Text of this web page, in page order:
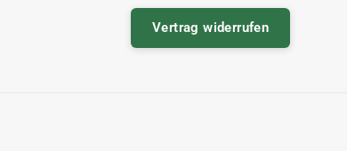
Vertrag widerrufen